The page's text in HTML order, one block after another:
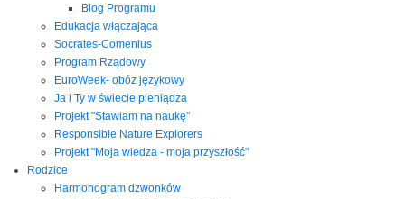
Blog Programu
Edukacja włączająca
Socrates-Comenius
Program Rządowy
EuroWeek- obóz językowy
Ja i Ty w świecie pieniądza
Projekt "Stawiam na naukę"
Responsible Nature Explorers
Projekt "Moja wiedza - moja przyszłość"
Rodzice
Harmonogram dzwonków